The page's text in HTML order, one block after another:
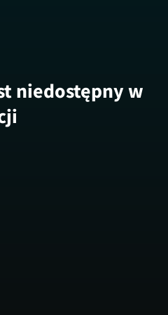
niedostępny w